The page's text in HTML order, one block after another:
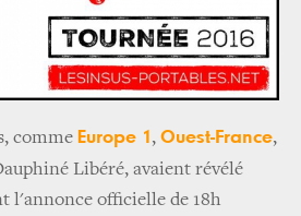
comme Europe 1 , Ouest-France,
Libéré, avaient révélé
l'annonce officielle de 18h